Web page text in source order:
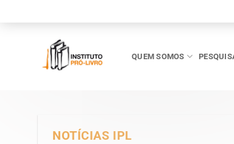
QUEM SOMOS
NOTÍCIAS IPL